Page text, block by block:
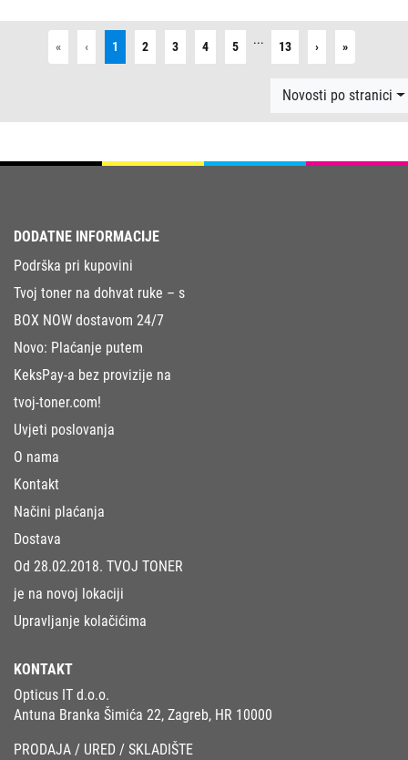
«First ‹Previous
1 2 3 4 5 ... 13 ›Next »Last
Novosti po stranici
DODATNE INFORMACIJE
Podrška pri kupovini
Tvoj toner na dohvat ruke – s
BOX NOW dostavom 24/7
Novo: Plaćanje putem
KeksPay-a bez provizije na
tvoj-toner.com!
Uvjeti poslovanja
O nama
Kontakt
Načini plaćanja
Dostava
Od 28.02.2018. TVOJ TONER
je na novoj lokaciji
Upravljanje kolačićima
KONTAKT
Opticus IT d.o.o.
Antuna Branka Šimića 22, Zagreb, HR 10000
PRODAJA / URED / SKLADIŠTE